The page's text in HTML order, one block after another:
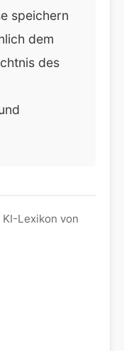
speichern
dem
des
KI-Lexikon von